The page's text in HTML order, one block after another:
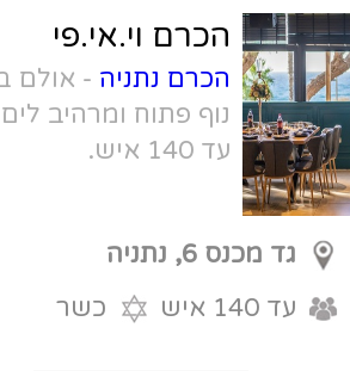
- אולם בוטיק על הטיילת עם
לים, לאירועים קטנים
כשר